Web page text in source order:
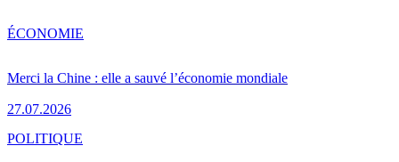
Merci la Chine : elle a sauvé l’économie mondiale
27.07.2026
ÉCONOMIE
POLITIQUE